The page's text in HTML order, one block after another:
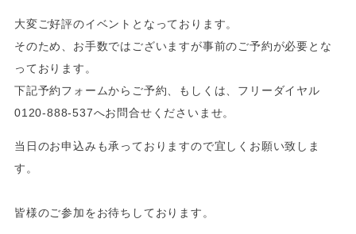
大変ご好評のイベントとなっております。
そのため、お手数ではございますが事前のご予約が必要とな
っております。
下記予約フォームからご予約、もしくは、フリーダイヤル
0120-888-537へお問合せくださいませ。
当日のお申込みも承っておりますので宜しくお願い致しま
す。
皆様のご参加をお待ちしております。